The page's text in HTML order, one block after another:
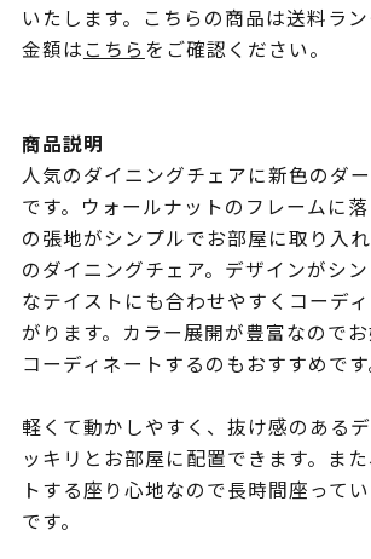
いたします。こちらの商品は送料ラン
金額はこちらをご確認ください。
商品説明
人気のダイニングチェアに新色のダ
です。ウォールナットのフレームに
の張地がシンプルでお部屋に取り入
のダイニングチェア。デザインがシ
なテイストにも合わせやすくコーデ
がります。カラー展開が豊富なので
コーディネートするのもおすすめです
軽くて動かしやすく、抜け感のある
ッキリとお部屋に配置できます。ま
トする座り心地なので長時間座って
です。